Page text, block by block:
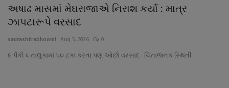
અષાઢ માસમાં મેઘરાજાએ નિરાશ કર્યા : માત્ર
ઝાપટારૂપે વરસાદ
saurashtrabhoomi Aug 5, 2026 0
૯ પૈકી ૬ તાલુકામાં પ૦ ટકા કરતા પણ ઓછો વરસાદ : ચિંતાજનક સ્થિતી